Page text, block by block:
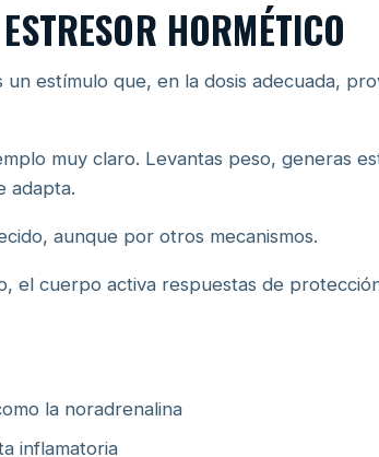
HORMÉTICO
estímulo que, en la dosis adecuada,
muy claro. Levantas peso, generas
adapta.
aunque por otros mecanismos.
el cuerpo activa respuestas de
la noradrenalina
inflamatoria